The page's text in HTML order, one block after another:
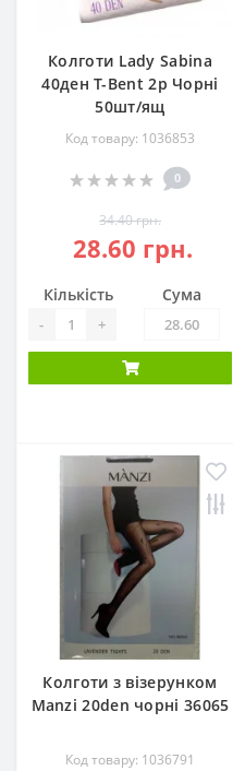
Колготи Lady Sabina
40ден Т-Bent 2р Чорні
50шт/ящ
Код товару: 1036853
0
34.40 грн.
28.60 грн.
Кількість
- +
Сума
Колготи з візерунком
Manzi 20den чорні 36065
Код товару: 1036791